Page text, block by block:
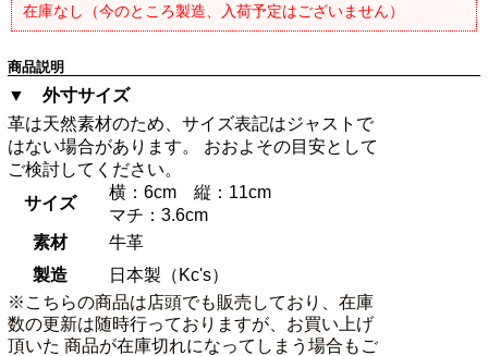
在庫なし（今のところ製造、入荷予定はございません）
商品説明
▼ 外寸サイズ
革は天然素材のため、サイズ表記はジャストで
はない場合があります。 おおよその目安として
ご検討してください。
サイズ
横：6cm 縦：11cm
マチ：3.6cm
素材
牛革
製造
日本製（Kc's）
※こちらの商品は店頭でも販売しており、在庫
数の更新は随時行っておりますが、お買い上げ
頂いた 商品が在庫切れになってしまう場合もご